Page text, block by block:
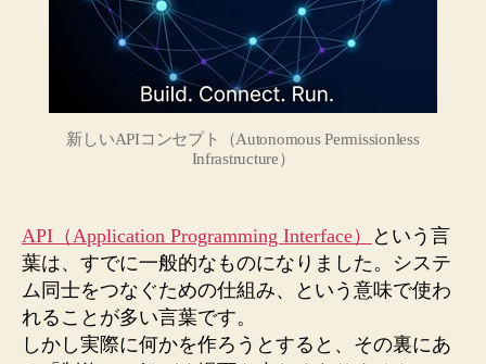
へ
の
新しいAPIコンセプト（Autonomous Permissionless
Infrastructure）
API（Application Programming Interface）
という言
葉は、すでに一般的なものになりました。システ
ム同士をつなぐための仕組み、という意味で使わ
れることが多い言葉です。
しかし実際に何かを作ろうとすると、その裏にあ